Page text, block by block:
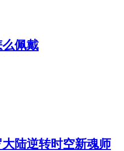
佩戴
陆逆转时空新魂师